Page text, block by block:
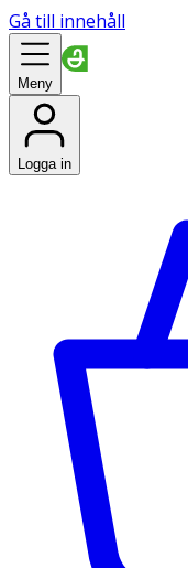
Gå till innehåll
Meny
Logga in